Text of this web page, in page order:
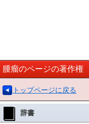
腫瘤のページの著作権
トップページに戻る
辞書